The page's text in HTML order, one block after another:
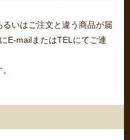
るいはご注文と違う商品が届
E-mailまたはTELにてご連